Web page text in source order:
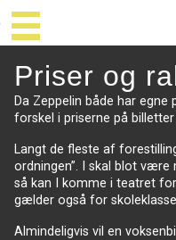
Priser og
Da Zeppelin både har
forskel i priserne på
Langt de fleste af
ordningen”. I skal blot være
så kan I komme i teatret
gælder også for
Almindeligvis vil en